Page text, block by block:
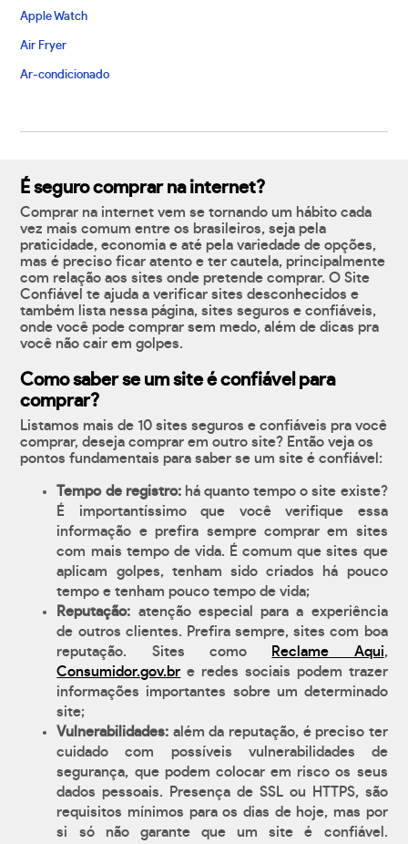
Apple Watch
Air Fryer
Ar-condicionado
É seguro comprar na internet?
Comprar na internet vem se tornando um hábito cada
vez mais comum entre os brasileiros, seja pela
praticidade, economia e até pela variedade de opções,
mas é preciso ficar atento e ter cautela, principalmente
com relação aos sites onde pretende comprar. O Site
Confiável te ajuda a verificar sites desconhecidos e
também lista nessa página, sites seguros e confiáveis,
onde você pode comprar sem medo, além de dicas pra
você não cair em golpes.
Como saber se um site é confiável para
comprar?
Listamos mais de 10 sites seguros e confiáveis pra você
comprar, deseja comprar em outro site? Então veja os
pontos fundamentais para saber se um site é confiável:
Tempo de registro:há quanto tempo o site existe?
É importantíssimo que você verifique essa
informação e prefira sempre comprar em sites
com mais tempo de vida. É comum que sites que
aplicam golpes, tenham sido criados há pouco
tempo e tenham pouco tempo de vida;
Reputação: atenção especial para a experiência
de outros clientes. Prefira sempre, sites com boa
reputação. Sites como
Reclame Aqui,
Consumidor.gov.br e redes sociais podem trazer
informações importantes sobre um determinado
site;
Vulnerabilidades: além da reputação, é preciso ter
cuidado com possíveis vulnerabilidades de
segurança, que podem colocar em risco os seus
dados pessoais. Presença de SSL ou HTTPS, são
requisitos mínimos para os dias de hoje, mas por
si só não garante que um site é confiável.